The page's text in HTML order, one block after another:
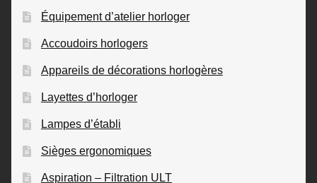
Équipement d’atelier horloger
Accoudoirs horlogers
Appareils de décorations horlogères
Layettes d’horloger
Lampes d’établi
Sièges ergonomiques
Aspiration – Filtration ULT